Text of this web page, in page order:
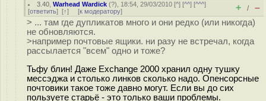
3.40 ,Warhead Wardick (?), 18:54, 29/03/2010 [^] [^^] [^^^]
[ответить] [↑] [к модератору] + / –
> ... там где дупликатов много и они редко (или никогда)
не обновляются.
>например почтовые ящики. ни разу не встречал, когда
рассылается "всем" одно и тоже?
Тьфу блин! Даже Exchange 2000 хранил одну тушку
мессэджа и столько линков сколько надо. Опенсорсные
почтовики такое тоже давно могут. Если вы до сих
пользуете старьё - это только ваши проблемы.